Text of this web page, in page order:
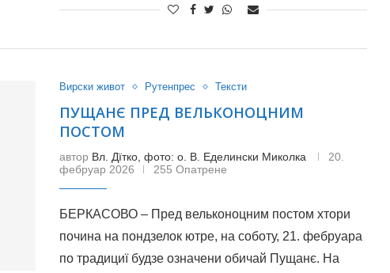
Вирски живот Рутенпрес Тексти
ПУЩАНЄ ПРЕД ВЕЛЬКОНОЦНИМ
ПОСТОМ
автор Вл. Дїтко, фото: о. В. Еделински Миколка
20.
фебруар 2026
255 Опатрене
БЕРКАСОВО – Пред вельконоцним постом хтори
почина на пондзелок ютре, на соботу, 21. фебруара
по традициї будзе означени обичай Пущанє. На